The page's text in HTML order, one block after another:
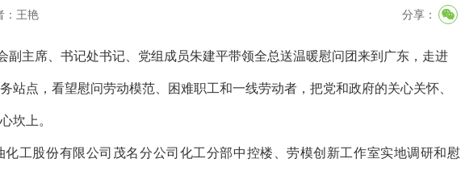
：王艳 分享：
主席、书记处书记、党组成员朱建平带领全总送温暖慰问团来到广东，走进
站点，看望慰问劳动模范、困难职工和一线劳动者，把党和政府的关心关怀、
坎上。
股份有限公司茂名分公司化工分部中控楼、劳模创新工作室实地调研和慰